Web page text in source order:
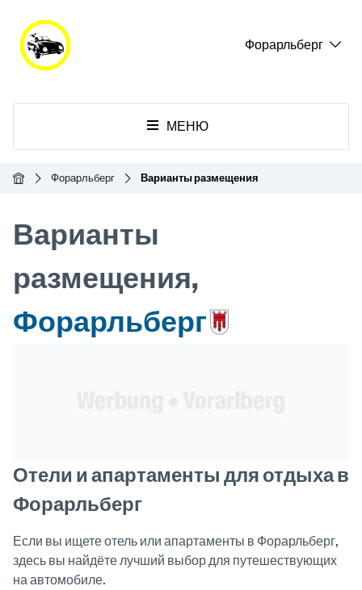
Форарльберг
МЕНЮ
ГлавнаяФорарльберг Варианты размещения
Варианты
размещения,
Форарльберг
Отели и апартаменты для отдыха в
Форарльберг
Если вы ищете отель или апартаменты в Форарльберг,
здесь вы найдёте лучший выбор для путешествующих
на автомобиле.